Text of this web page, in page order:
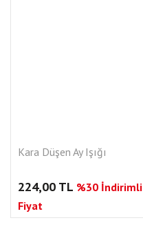
Kara Düşen Ay Işığı
224,00 TL %30 İndirimli
Fiyat